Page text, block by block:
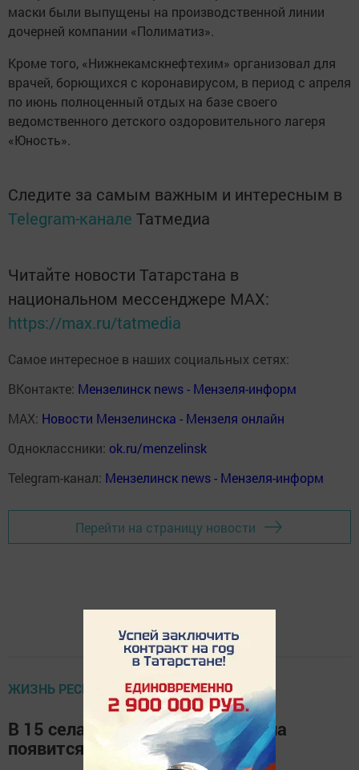
маски были выпущены на производственной линии
дочерней компании «Полиматиз».
Кроме того, «Нижнекамскнефтехим» организовал для
врачей, борющихся с коронавирусом, в период с апреля
по июнь полноценный отдых на базе своего
ведомственного детского оздоровительного лагеря
«Юность».
Следите за самым важным и интересным в
Telegram-канале Татмедиа
Читайте новости Татарстана в
национальном мессенджере MАХ:
https://max.ru/tatmedia
Самое интересное в наших социальных сетях:
ВКонтакте: Мензелинск news - Мензеля-информ
MAX: Новости Мензелинска - Мензеля онлайн
Одноклассники: ok.ru/menzelinsk
Telegram-канал: Мензелинск news - Мензеля-информ
Перейти на страницу новости
ЖИЗНЬ РЕСПУБЛИКИ
В 15 селах Мензелинского района
появится Интернет